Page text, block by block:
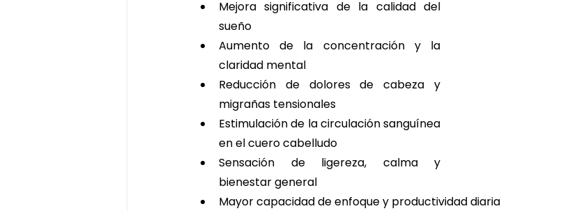
Mejora significativa de la calidad del
sueño
Aumento de la concentración y la
claridad mental
Reducción de dolores de cabeza y
migrañas tensionales
Estimulación de la circulación sanguínea
en el cuero cabelludo
Sensación de ligereza, calma y
bienestar general
Mayor capacidad de enfoque y productividad diaria